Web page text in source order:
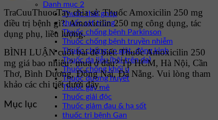
Danh mục 2
Thuốc thải ghép
thuốc sát trùng
Thuốc chống bệnh Parkinson
Thuốc chống bệnh truyền nhiễm
Thuốc chống co giật, động kinh
Thuốc da liễu (bôi trên da)
Thuốc chống khối u
Thuốc đường huyết
Thuốc gây mê
Thuốc giải độc
Thuốc giảm đau & hạ sốt
thuốc trị bệnh Gan
TraCuuThuocTay chia sẻ: Thuốc Amoxicilin 250 mg
điều trị bệnh gì?. Amoxicilin 250 mg công dụng, tác
dụng phụ, liều lượng.
BÌNH LUẬN cuối bài để biết: Thuốc Amoxicilin 250
mg giá bao nhiêu? mua ở đâu? Tp HCM, Hà Nội, Cần
Thơ, Bình Dương, Đồng Nai, Đà Nẵng. Vui lòng tham
khảo các chi tiết dưới đây.
Mục lục